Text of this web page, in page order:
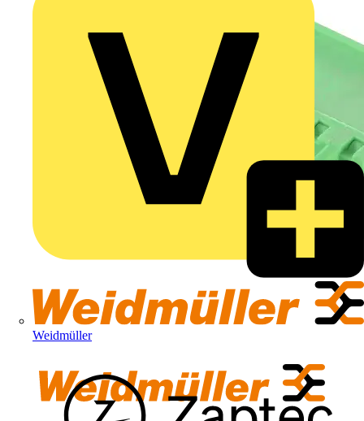
Weidmüller